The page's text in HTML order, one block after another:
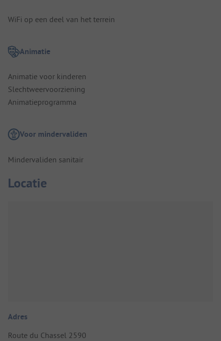
WiFi op een deel van het terrein
Animatie
Animatie voor kinderen
Slechtweervoorziening
Animatieprogramma
Voor mindervaliden
Mindervaliden sanitair
Locatie
Adres
Route du Chassel 2590